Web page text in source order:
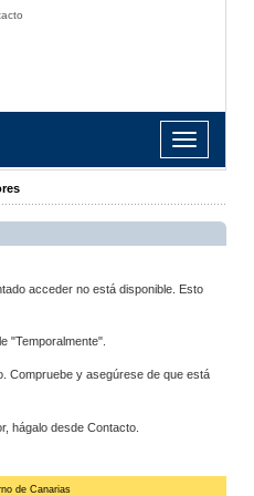
Toggle
navigation
acceder no está disponible. Esto
"Temporalmente".
Compruebe y asegúrese de que está
hágalo desde Contacto.
de Canarias